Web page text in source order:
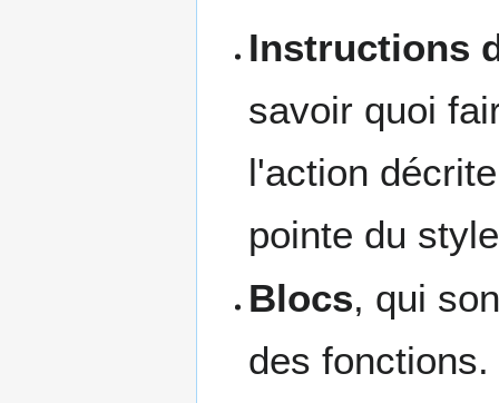
Instructions
savoir quoi
l'action
pointe du
Blocs, qui
des